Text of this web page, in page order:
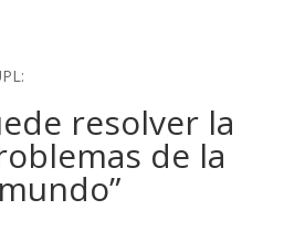
resolver la
de la